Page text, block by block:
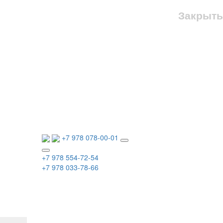
Закрыть
+7 978 078-00-01
+7 978 554-72-54
+7 978 033-78-66